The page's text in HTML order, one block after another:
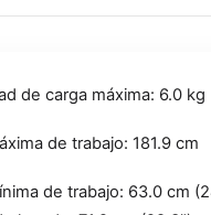
de carga máxima: 6.0 kg
de trabajo: 181.9 cm
de trabajo: 63.0 cm